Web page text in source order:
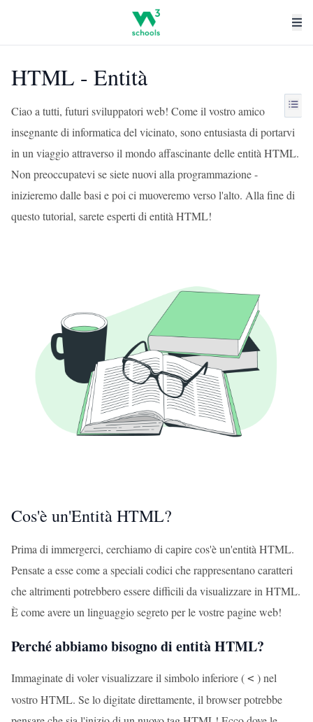
HTML - Entità
Ciao a tutti, futuri sviluppatori web! Come il vostro amico
insegnante di informatica del vicinato, sono entusiasta di portarvi
in un viaggio attraverso il mondo affascinante delle entità HTML.
Non preoccupatevi se siete nuovi alla programmazione -
inizieremo dalle basi e poi ci muoveremo verso l'alto. Alla fine di
questo tutorial, sarete esperti di entità HTML!
Cos'è un'Entità HTML?
Prima di immergerci, cerchiamo di capire cos'è un'entità HTML.
Pensate a esse come a speciali codici che rappresentano caratteri
che altrimenti potrebbero essere difficili da visualizzare in HTML.
È come avere un linguaggio segreto per le vostre pagine web!
Perché abbiamo bisogno di entità HTML?
Immaginate di voler visualizzare il simbolo inferiore ( < ) nel
vostro HTML. Se lo digitate direttamente, il browser potrebbe